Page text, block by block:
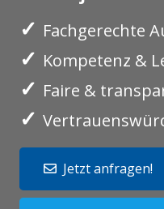
✓ Fachgerechte
✓ Kompetenz &
✓ Faire &
✓
Jetzt anfragen!